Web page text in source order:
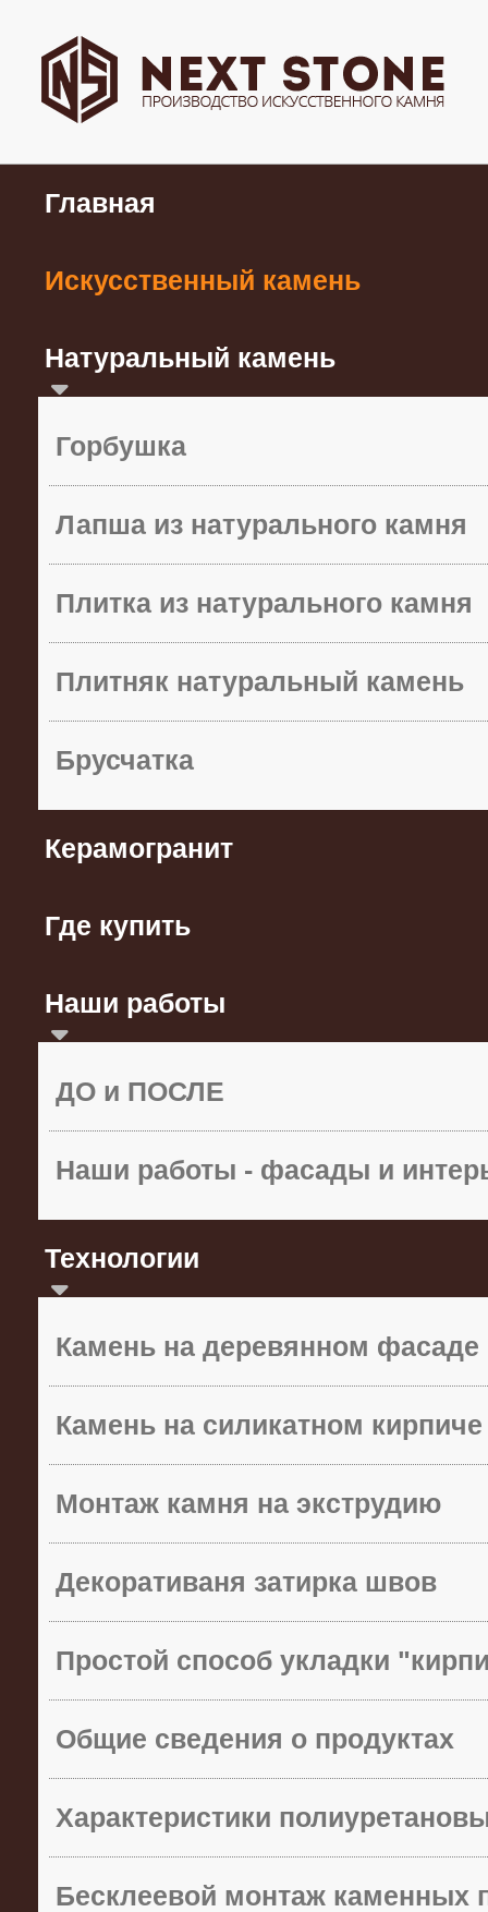
Главная
Искусственный камень
Натуральный камень
Горбушка
Лапша из натурального камня
Плитка из натурального камня
Плитняк натуральный камень
Брусчатка
Керамогранит
Где купить
Наши работы
ДО и ПОСЛЕ
Наши работы - фасады и
Технологии
Камень на деревянном фасаде
Камень на силикатном кирпиче
Монтаж камня на экструдию
Декоративаня затирка швов
Простой способ укладки
Общие сведения о продуктах
Характеристики
Бесклеевой монтаж каменных